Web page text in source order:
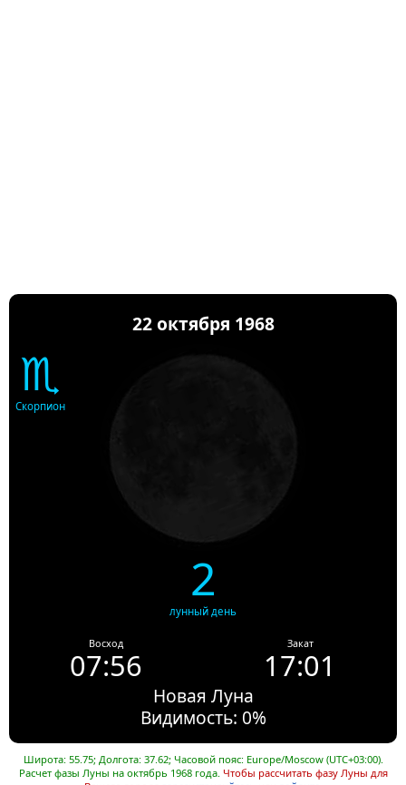
22 октября 1968
♏
Скорпион
2
лунный день
Восход
07:56
Закат
17:01
Новая Луна
Видимость: 0%
Широта: 55.75; Долгота: 37.62; Часовой пояс: Europe/Moscow (UTC+03:00).
Расчет фазы Луны на октябрь 1968 года. Чтобы рассчитать фазу Луны для